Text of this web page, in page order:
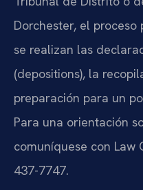
Dorchester, el
se realizan las
(depositions), la
preparación para un
Para una orientación
comuníquese con Law
437-7747.